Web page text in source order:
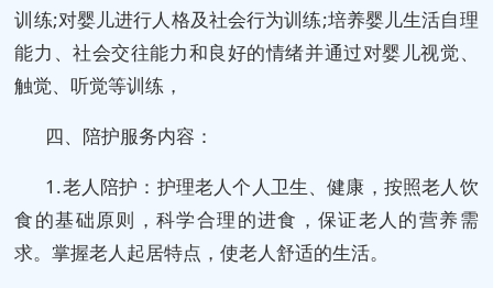
训练;对婴儿进行人格及社会行为训练;培养婴儿生活自理
能力、社会交往能力和良好的情绪并通过对婴儿视觉、
触觉、听觉等训练，
四、陪护服务内容：
1.老人陪护：护理老人个人卫生、健康，按照老人饮
食的基础原则，科学合理的进食，保证老人的营养需
求。掌握老人起居特点，使老人舒适的生活。